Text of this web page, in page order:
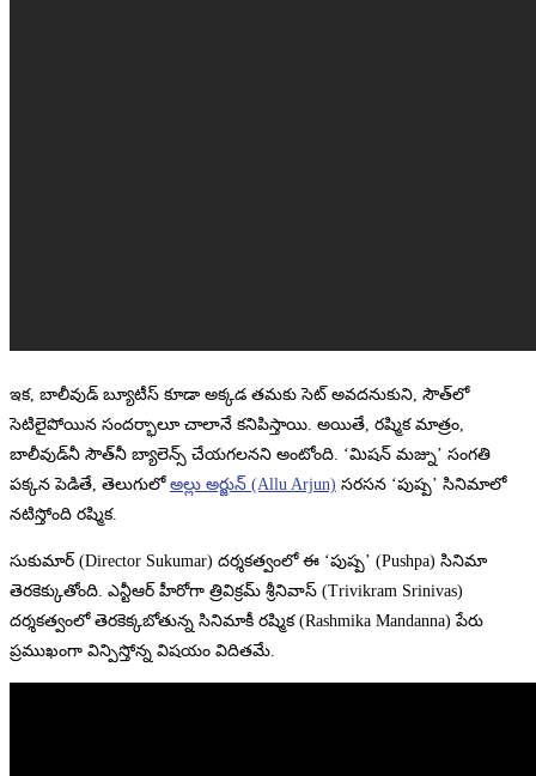
ఇక, బాలీవుడ్‌ బ్యూటీస్‌ కూడా అక్కడ తమకు సెట్‌ అవదనుకుని, సౌత్‌లో
సెటిలైపోయిన సందర్భాలూ చాలానే కనిపిస్తాయి. అయితే, రష్మిక మాత్రం,
బాలీవుడ్‌నీ సౌత్‌నీ బ్యాలెన్స్‌ చేయగలనని అంటోంది. ‘మిషన్‌ మజ్ను’ సంగతి
పక్కన పెడితే, తెలుగులో అల్లు అర్జున్‌ (Allu Arjun) సరసన ‘పుష్ప’ సినిమాలో
నటిస్తోంది రష్మిక.
సుకుమార్‌ (Director Sukumar) దర్శకత్వంలో ఈ ‘పుష్ప’ (Pushpa) సినిమా
తెరకెక్కుతోంది. ఎన్టీఆర్‌ హీరోగా త్రివిక్రమ్‌ శ్రీనివాస్ (Trivikram Srinivas)
దర్శకత్వంలో తెరకెక్కబోతున్న సినిమాకీ రష్మిక (Rashmika Mandanna) పేరు
ప్రముఖంగా విన్పిస్తోన్న విషయం విదితమే.